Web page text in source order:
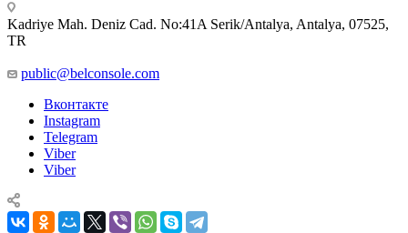
Kadriye Mah. Deniz Cad. No:41A Serik/Antalya, Antalya, 07525,
TR
public@belconsole.com
Вконтакте
Instagram
Telegram
Viber
Viber